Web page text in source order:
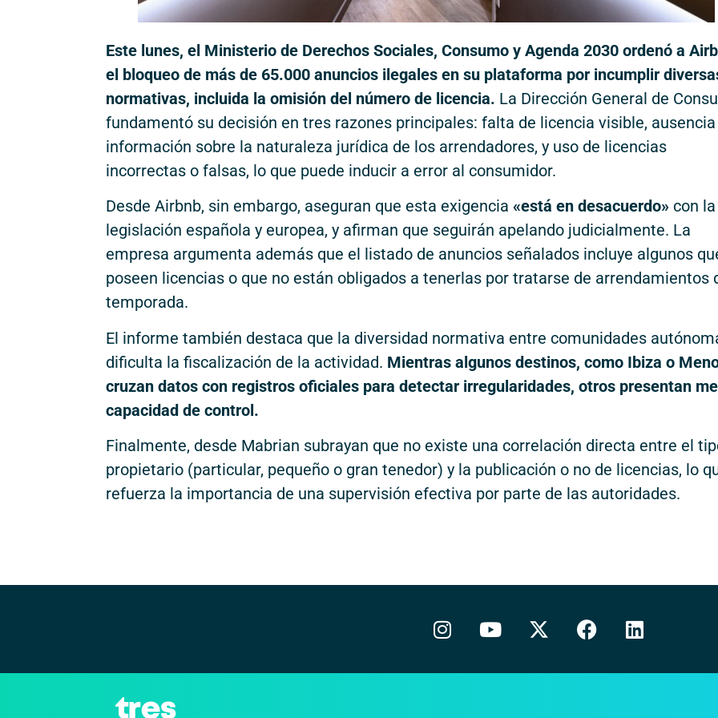
Este lunes, el Ministerio de Derechos Sociales, Consumo y Agenda 2030 ordenó a
el bloqueo de más de 65.000 anuncios ilegales en su plataforma por incumplir
normativas, incluida la omisión del número de licencia. La Dirección General de
fundamentó su decisión en tres razones principales: falta de licencia visible, ausencia
información sobre la naturaleza jurídica de los arrendadores, y uso de licencias
incorrectas o falsas, lo que puede inducir a error al consumidor.
Desde Airbnb, sin embargo, aseguran que esta exigencia «está en desacuerdo» con la
legislación española y europea, y afirman que seguirán apelando judicialmente. La
empresa argumenta además que el listado de anuncios señalados incluye algunos
poseen licencias o que no están obligados a tenerlas por tratarse de arrendamientos
temporada.
El informe también destaca que la diversidad normativa entre comunidades
dificulta la fiscalización de la actividad. Mientras algunos destinos, como Ibiza o
cruzan datos con registros oficiales para detectar irregularidades, otros presentan
capacidad de control.
Finalmente, desde Mabrian subrayan que no existe una correlación directa entre el
propietario (particular, pequeño o gran tenedor) y la publicación o no de licencias, lo
refuerza la importancia de una supervisión efectiva por parte de las autoridades.